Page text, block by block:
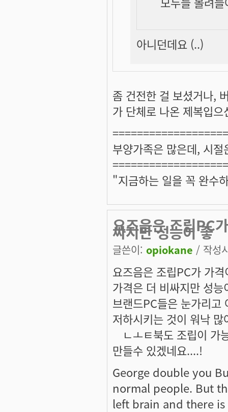
아니던데요 (..)
좀 건전한 걸 보셨거나,
가 단체로 나온 제복입
부양가족은 많은데, 시
"지금하는 일을 꼭 완수
요즈음은 조립PC
싸지만 성능이 좋
글쓴이: opiokane / 작성
요즈음은 조립PC가 가
가격은 더 비싸지만 성
브랜드PC들은 눈가리고
저하시키는 것이 워낙 많
ㅤㄴㅗㅌ북도 조립이
만들수 있겠네요....!
George double you
normal people. But
left brain and there